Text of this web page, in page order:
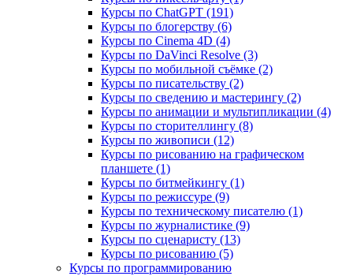
Курсы по ChatGPT (191)
Курсы по блогерству (6)
Курсы по Cinema 4D (4)
Курсы по DaVinci Resolve (3)
Курсы по мобильной съёмке (2)
Курсы по писательству (2)
Курсы по сведению и мастерингу (2)
Курсы по анимации и мультипликации (4)
Курсы по сторителлингу (8)
Курсы по живописи (12)
Курсы по рисованию на графическом
планшете (1)
Курсы по битмейкингу (1)
Курсы по режиссуре (9)
Курсы по техническому писателю (1)
Курсы по журналистике (9)
Курсы по сценаристу (13)
Курсы по рисованию (5)
Курсы по программированию